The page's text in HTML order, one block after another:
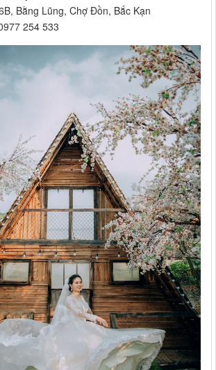
Bằng Lũng, Chợ Đồn, Bắc Kạn
254 533